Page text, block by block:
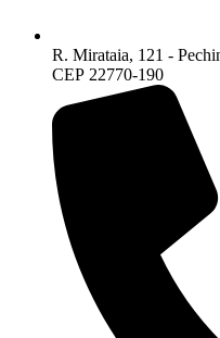
R. Mirataia, 121 -
CEP 22770-190